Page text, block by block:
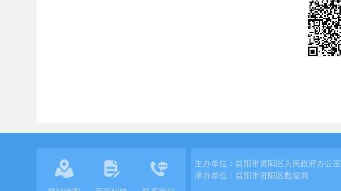
主办单位：益阳市资阳区人民政府办公室
承办单位：益阳市资阳区数据局